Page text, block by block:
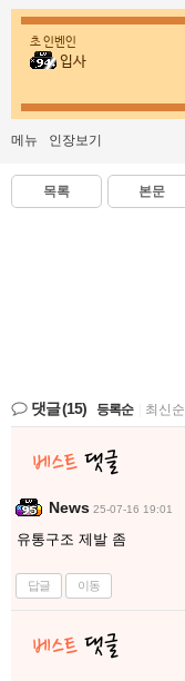
초 인벤인
입사
메뉴 인장보기
목록 본문
댓글(15) 등록순 최신순
News 25-07-16 19:01
유통구조 제발 좀
답글 이동